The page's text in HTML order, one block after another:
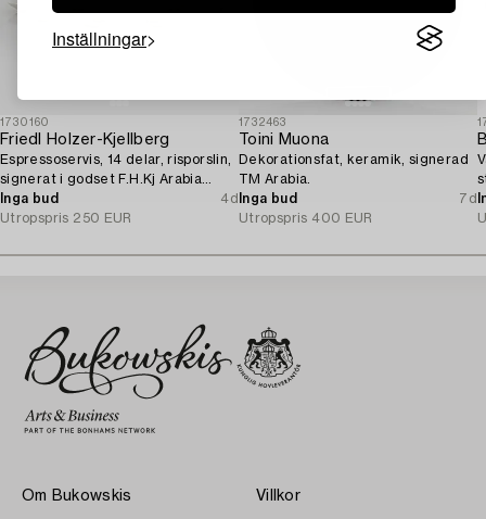
Inställningar
1730160
Friedl Holzer-Kjellberg
Espressoservis, 14 delar, risporslin,
signerat i godset F.H.Kj Arabia
Finland.
Inga bud
4d
Utropspris 250 EUR
1732463
Toini Muona
Dekorationsfat, keramik, signerad
TM Arabia.
Inga bud
7d
Utropspris 400 EUR
Om Bukowskis Villkor